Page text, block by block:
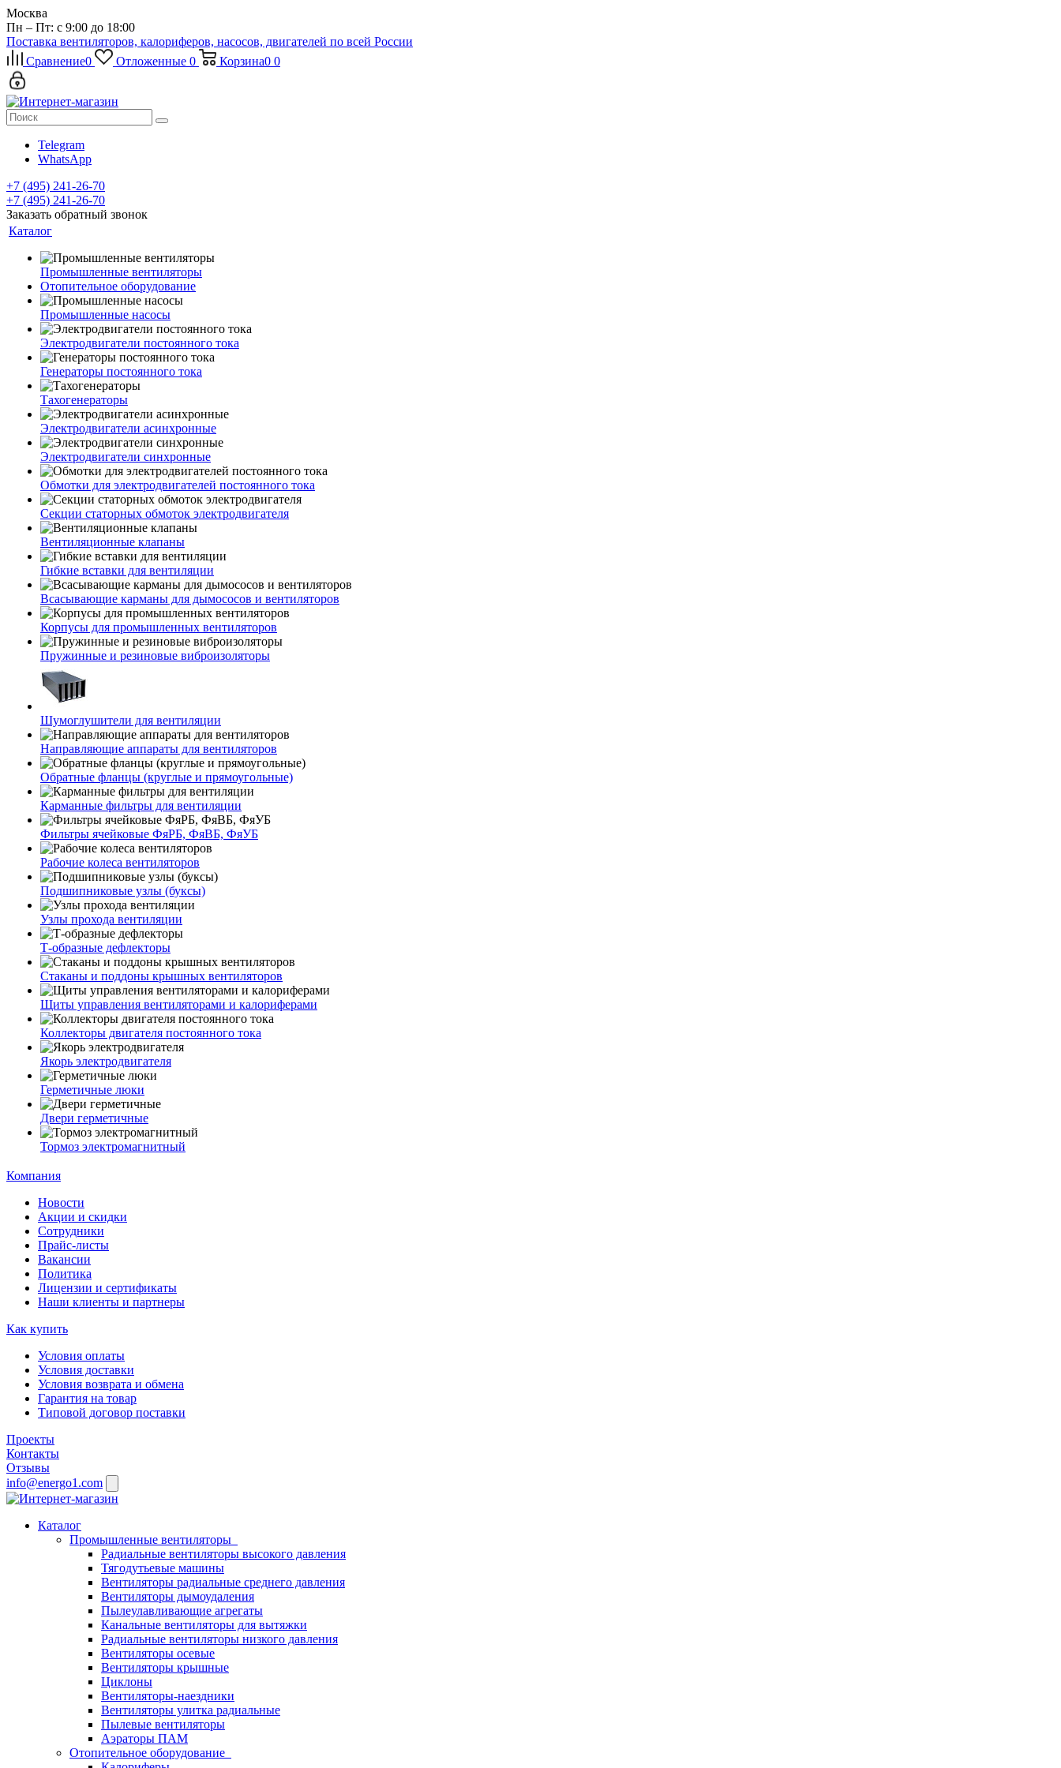
Москва
Пн – Пт: с 9:00 до 18:00
Поставка вентиляторов, калориферов, насосов, двигателей по всей России
Сравнение0 Отложенные 0 Корзина0 0
Telegram
WhatsApp
+7 (495) 241-26-70
+7 (495) 241-26-70
Заказать обратный звонок
Каталог
Промышленные вентиляторы
Отопительное оборудование
Промышленные насосы
Электродвигатели постоянного тока
Генераторы постоянного тока
Тахогенераторы
Электродвигатели асинхронные
Электродвигатели синхронные
Обмотки для электродвигателей постоянного тока
Секции статорных обмоток электродвигателя
Вентиляционные клапаны
Гибкие вставки для вентиляции
Всасывающие карманы для дымососов и вентиляторов
Корпусы для промышленных вентиляторов
Пружинные и резиновые виброизоляторы
Шумоглушители для вентиляции
Направляющие аппараты для вентиляторов
Обратные фланцы (круглые и прямоугольные)
Карманные фильтры для вентиляции
Фильтры ячейковые ФяРБ, ФяВБ, ФяУБ
Рабочие колеса вентиляторов
Подшипниковые узлы (буксы)
Узлы прохода вентиляции
Т-образные дефлекторы
Стаканы и поддоны крышных вентиляторов
Щиты управления вентиляторами и калориферами
Коллекторы двигателя постоянного тока
Якорь электродвигателя
Герметичные люки
Двери герметичные
Тормоз электромагнитный
Компания
Новости
Акции и скидки
Сотрудники
Прайс-листы
Вакансии
Политика
Лицензии и сертификаты
Наши клиенты и партнеры
Как купить
Условия оплаты
Условия доставки
Условия возврата и обмена
Гарантия на товар
Типовой договор поставки
Проекты
Контакты
Отзывы
info@energo1.com
Каталог
Промышленные вентиляторы
Радиальные вентиляторы высокого давления
Тягодутьевые машины
Вентиляторы радиальные среднего давления
Вентиляторы дымоудаления
Пылеулавливающие агрегаты
Канальные вентиляторы для вытяжки
Радиальные вентиляторы низкого давления
Вентиляторы осевые
Вентиляторы крышные
Циклоны
Вентиляторы-наездники
Вентиляторы улитка радиальные
Пылевые вентиляторы
Аэраторы ПАМ
Отопительное оборудование